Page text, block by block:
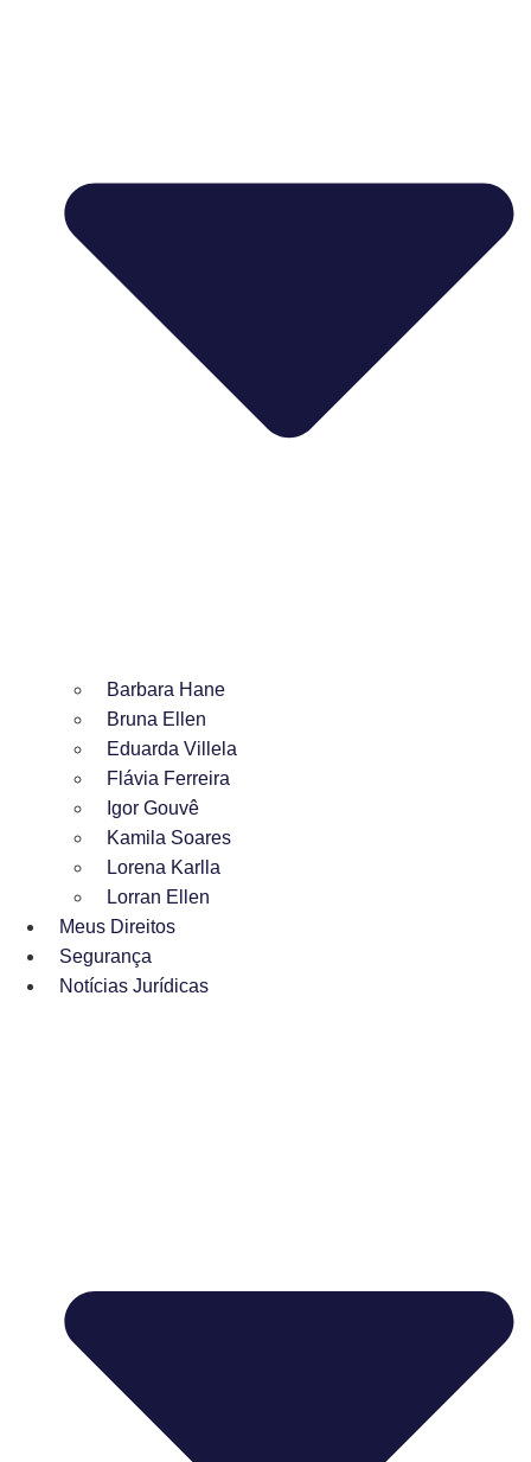
Barbara Hane
Bruna Ellen
Eduarda Villela
Flávia Ferreira
Igor Gouvê
Kamila Soares
Lorena Karlla
Lorran Ellen
Meus Direitos
Segurança
Notícias Jurídicas